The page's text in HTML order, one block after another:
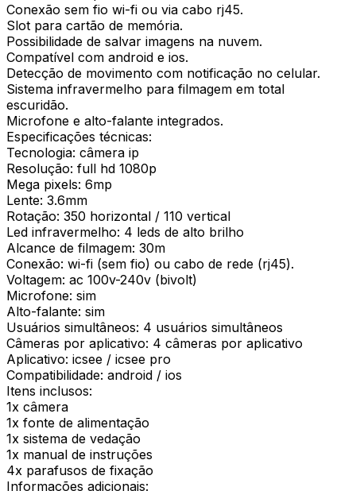
Conexão sem fio wi-fi ou via cabo rj45.
Slot para cartão de memória.
Possibilidade de salvar imagens na nuvem.
Compatível com android e ios.
Detecção de movimento com notificação no celular.
Sistema infravermelho para filmagem em total
escuridão.
Microfone e alto-falante integrados.
Especificações técnicas:
Tecnologia: câmera ip
Resolução: full hd 1080p
Mega pixels: 6mp
Lente: 3.6mm
Rotação: 350 horizontal / 110 vertical
Led infravermelho: 4 leds de alto brilho
Alcance de filmagem: 30m
Conexão: wi-fi (sem fio) ou cabo de rede (rj45).
Voltagem: ac 100v-240v (bivolt)
Microfone: sim
Alto-falante: sim
Usuários simultâneos: 4 usuários simultâneos
Câmeras por aplicativo: 4 câmeras por aplicativo
Aplicativo: icsee / icsee pro
Compatibilidade: android / ios
Itens inclusos:
1x câmera
1x fonte de alimentação
1x sistema de vedação
1x manual de instruções
4x parafusos de fixação
Informações adicionais: